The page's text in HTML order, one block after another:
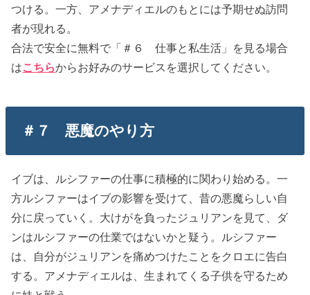
つける。一方、アメナディエルのもとには予期せぬ訪問
者が現れる。
合法で安全に無料で「＃６ 仕事と私生活」を見る場合
はこちらからお好みのサービスを選択してください。
＃７ 悪魔のやり方
イブは、ルシファーの仕事に積極的に関わり始める。一
方ルシファーはイブの影響を受けて、昔の悪魔らしい自
分に戻っていく。大けがを負ったジュリアンを見て、ダ
ンはルシファーの仕業ではないかと疑う。ルシファー
は、自分がジュリアンを痛めつけたことをクロエに告白
する。アメナディエルは、生まれてくる子供を守るため